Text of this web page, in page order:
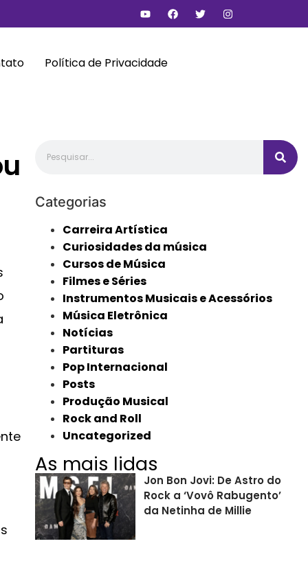
Política de Privacidade
Categorias
Carreira Artística
Curiosidades da música
Cursos de Música
Filmes e Séries
Instrumentos Musicais e Acessórios
Música Eletrônica
Notícias
Partituras
Pop Internacional
Posts
Produção Musical
Rock and Roll
Uncategorized
As mais lidas
Jon Bon Jovi: De Astro do
Rock a ‘Vovô Rabugento’
da Netinha de Millie